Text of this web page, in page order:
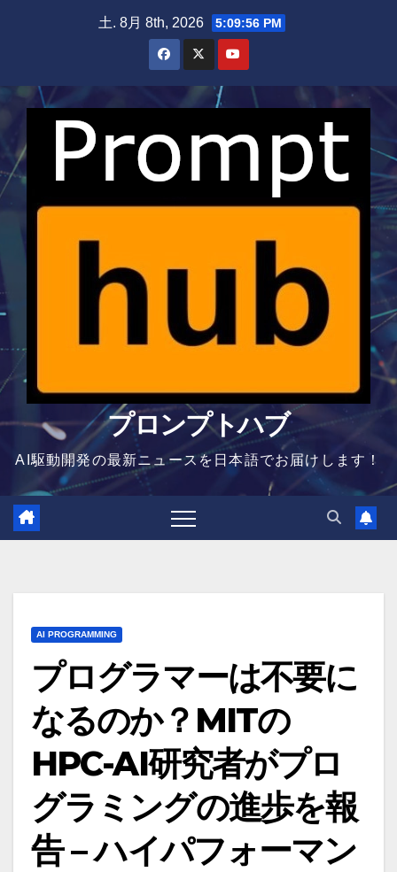
土. 8月 8th, 2026 5:09:56 PM
プロンプトハブ
AI駆動開発の最新ニュースを日本語でお届けします！
AI PROGRAMMING
プログラマーは不要に
なるのか？MITの
HPC-AI研究者がプロ
グラミングの進歩を報
告 – ハイパフォーマン